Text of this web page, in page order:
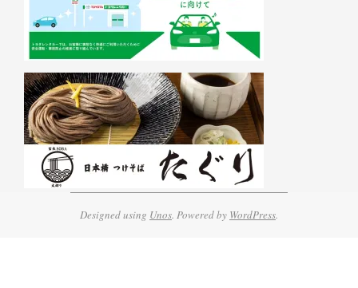
Designed using Unos. Powered by WordPress.